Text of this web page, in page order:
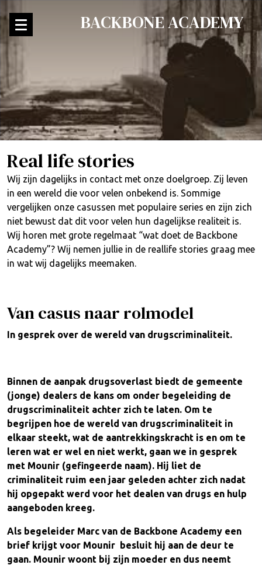
BACKBONE ACADEMY
Real life stories
Wij zijn dagelijks in contact met onze doelgroep. Zij leven
in een wereld die voor velen onbekend is. Sommige
vergelijken onze casussen met populaire series en zijn zich
niet bewust dat dit voor velen hun dagelijkse realiteit is.
Wij horen met grote regelmaat “wat doet de Backbone
Academy”? Wij nemen jullie in de reallife stories graag mee
in wat wij dagelijks meemaken.
Van casus naar rolmodel
In gesprek over de wereld van drugscriminaliteit.
Binnen de aanpak drugsoverlast biedt de gemeente
(jonge) dealers de kans om onder begeleiding de
drugscriminaliteit achter zich te laten. Om te
begrijpen hoe de wereld van drugscriminaliteit in
elkaar steekt, wat de aantrekkingskracht is en om te
leren wat er wel en niet werkt, gaan we in gesprek
met Mounir (gefingeerde naam). Hij liet de
criminaliteit ruim een jaar geleden achter zich nadat
hij opgepakt werd voor het dealen van drugs en hulp
aangeboden kreeg.
Als begeleider Marc van de Backbone Academy een
brief krijgt voor Mounir besluit hij aan de deur te
gaan. Mounir woont bij zijn moeder en dus neemt